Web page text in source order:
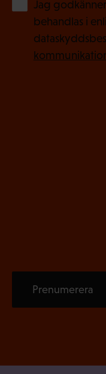
Jag
behandlas i
Prenumerera